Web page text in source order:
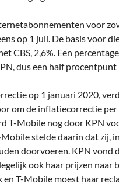
voor
op 1 juli. De basis voor
CBS, 2,6%. Een
dus een half procentpunt
op 1 januari 2020,
om de inflatiecorrectie
T-Mobile nog door KPN
stelde daarin dat zij,
doorvoeren. KPN vond
ook haar prijzen naar
T-Mobile moest haar